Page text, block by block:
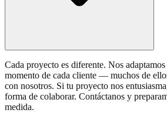
Cada proyecto es diferente. Nos
momento de cada cliente — muchos de
con nosotros. Si tu proyecto nos
forma de colaborar. Contáctanos y
medida.